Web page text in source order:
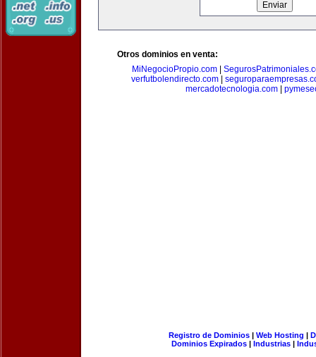
Otros dominios en venta:
MiNegocioPropio.com|
verfutbolendirecto.com|
mercadotecnologia.com
Registro de Dominios| Web Hosting |
Dominios Expirados | Industrias |